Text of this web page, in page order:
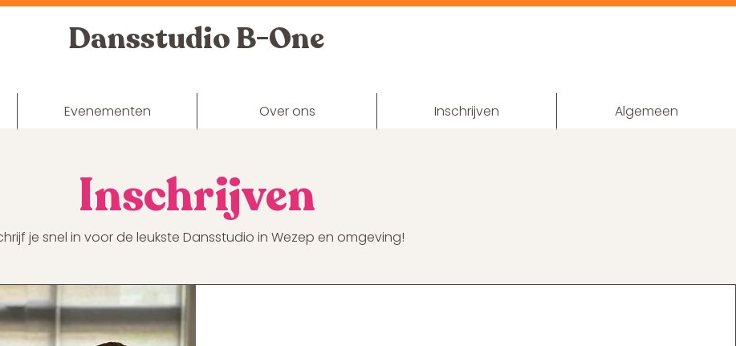
Dansstudio B-One
Evenementen Over ons Inschrijven Algemeen
Inschrijven
je snel in voor de leukste Dansstudio in Wezep en omgeving!